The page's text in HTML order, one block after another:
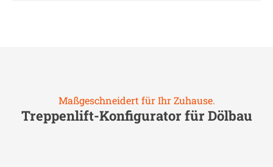
Maßgeschneidert für Ihr Zuhause.
Treppenlift-Konfigurator fürDölbau